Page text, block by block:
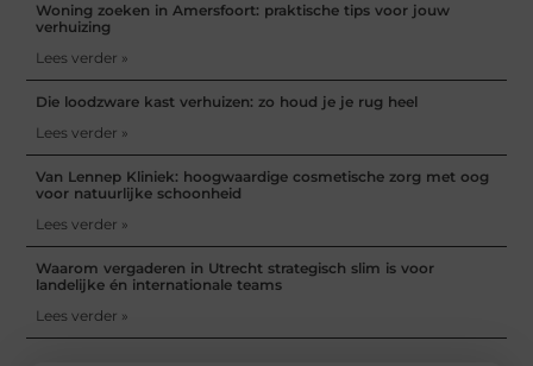
Woning zoeken in Amersfoort: praktische tips voor jouw
verhuizing
Lees verder »
Die loodzware kast verhuizen: zo houd je je rug heel
Lees verder »
Van Lennep Kliniek: hoogwaardige cosmetische zorg met oog
voor natuurlijke schoonheid
Lees verder »
Waarom vergaderen in Utrecht strategisch slim is voor
landelijke én internationale teams
Lees verder »